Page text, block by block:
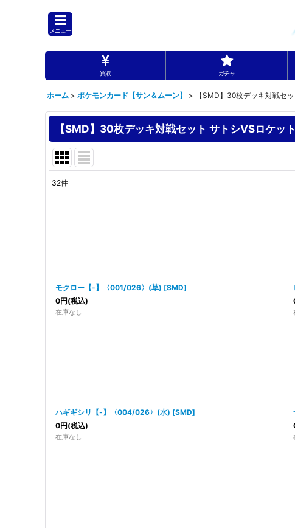
メニュー
買取 ガチャ
ホーム > ポケモンカード【サン＆ムーン】 > 【SMD】30枚デッキ対戦セ
【SMD】30枚デッキ対戦セット サトシVSロケッ
32件
モクロー【-】〈001/026〉(草) [SMD]
0円(税込)
在庫なし
ハギギシリ【-】〈004/026〉(水) [SMD]
0円(税込)
在庫なし